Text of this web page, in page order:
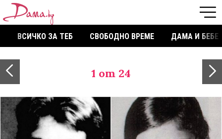
ВСИЧКО ЗА ТЕБ СВОБОДНО ВРЕМЕ ДАМА И БЕБЕ
1 от 24